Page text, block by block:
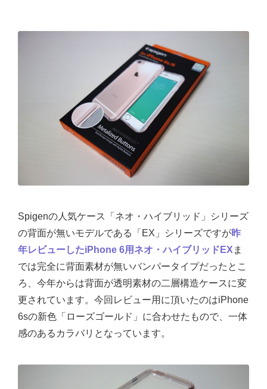
Spigenの人気ケース「ネオ・ハイブリッド」シリーズ
の背面が無いモデルである「EX」シリーズですが昨
年レビューしたiPhone 6用ネオ・ハイブリッドEX ま
では完全に背面素材が無いバンパータイプだったとこ
ろ、今年からは背面が透明素材の二層構造ケースに変
更されています。今回レビュー用に頂いたのはiPhone
6sの新色「ローズゴールド」に合わせたもので、一体
感のあるカラバリとなっています。